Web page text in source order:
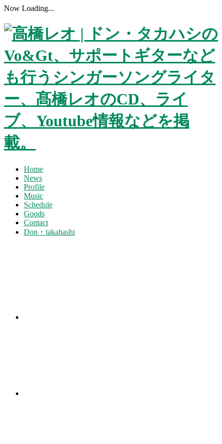
Now Loading...
Home
News
Profile
Music
Schedule
Goods
Contact
Don・takahashi